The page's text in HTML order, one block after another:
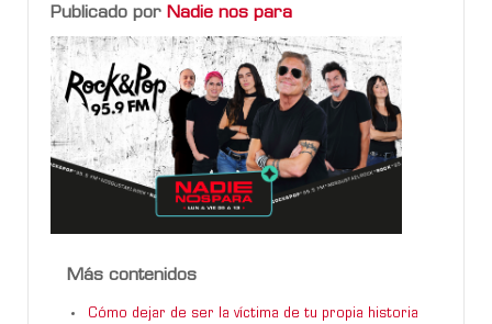
Publicado por Nadie nos para
Más contenidos
Cómo dejar de ser la víctima de tu propia historia